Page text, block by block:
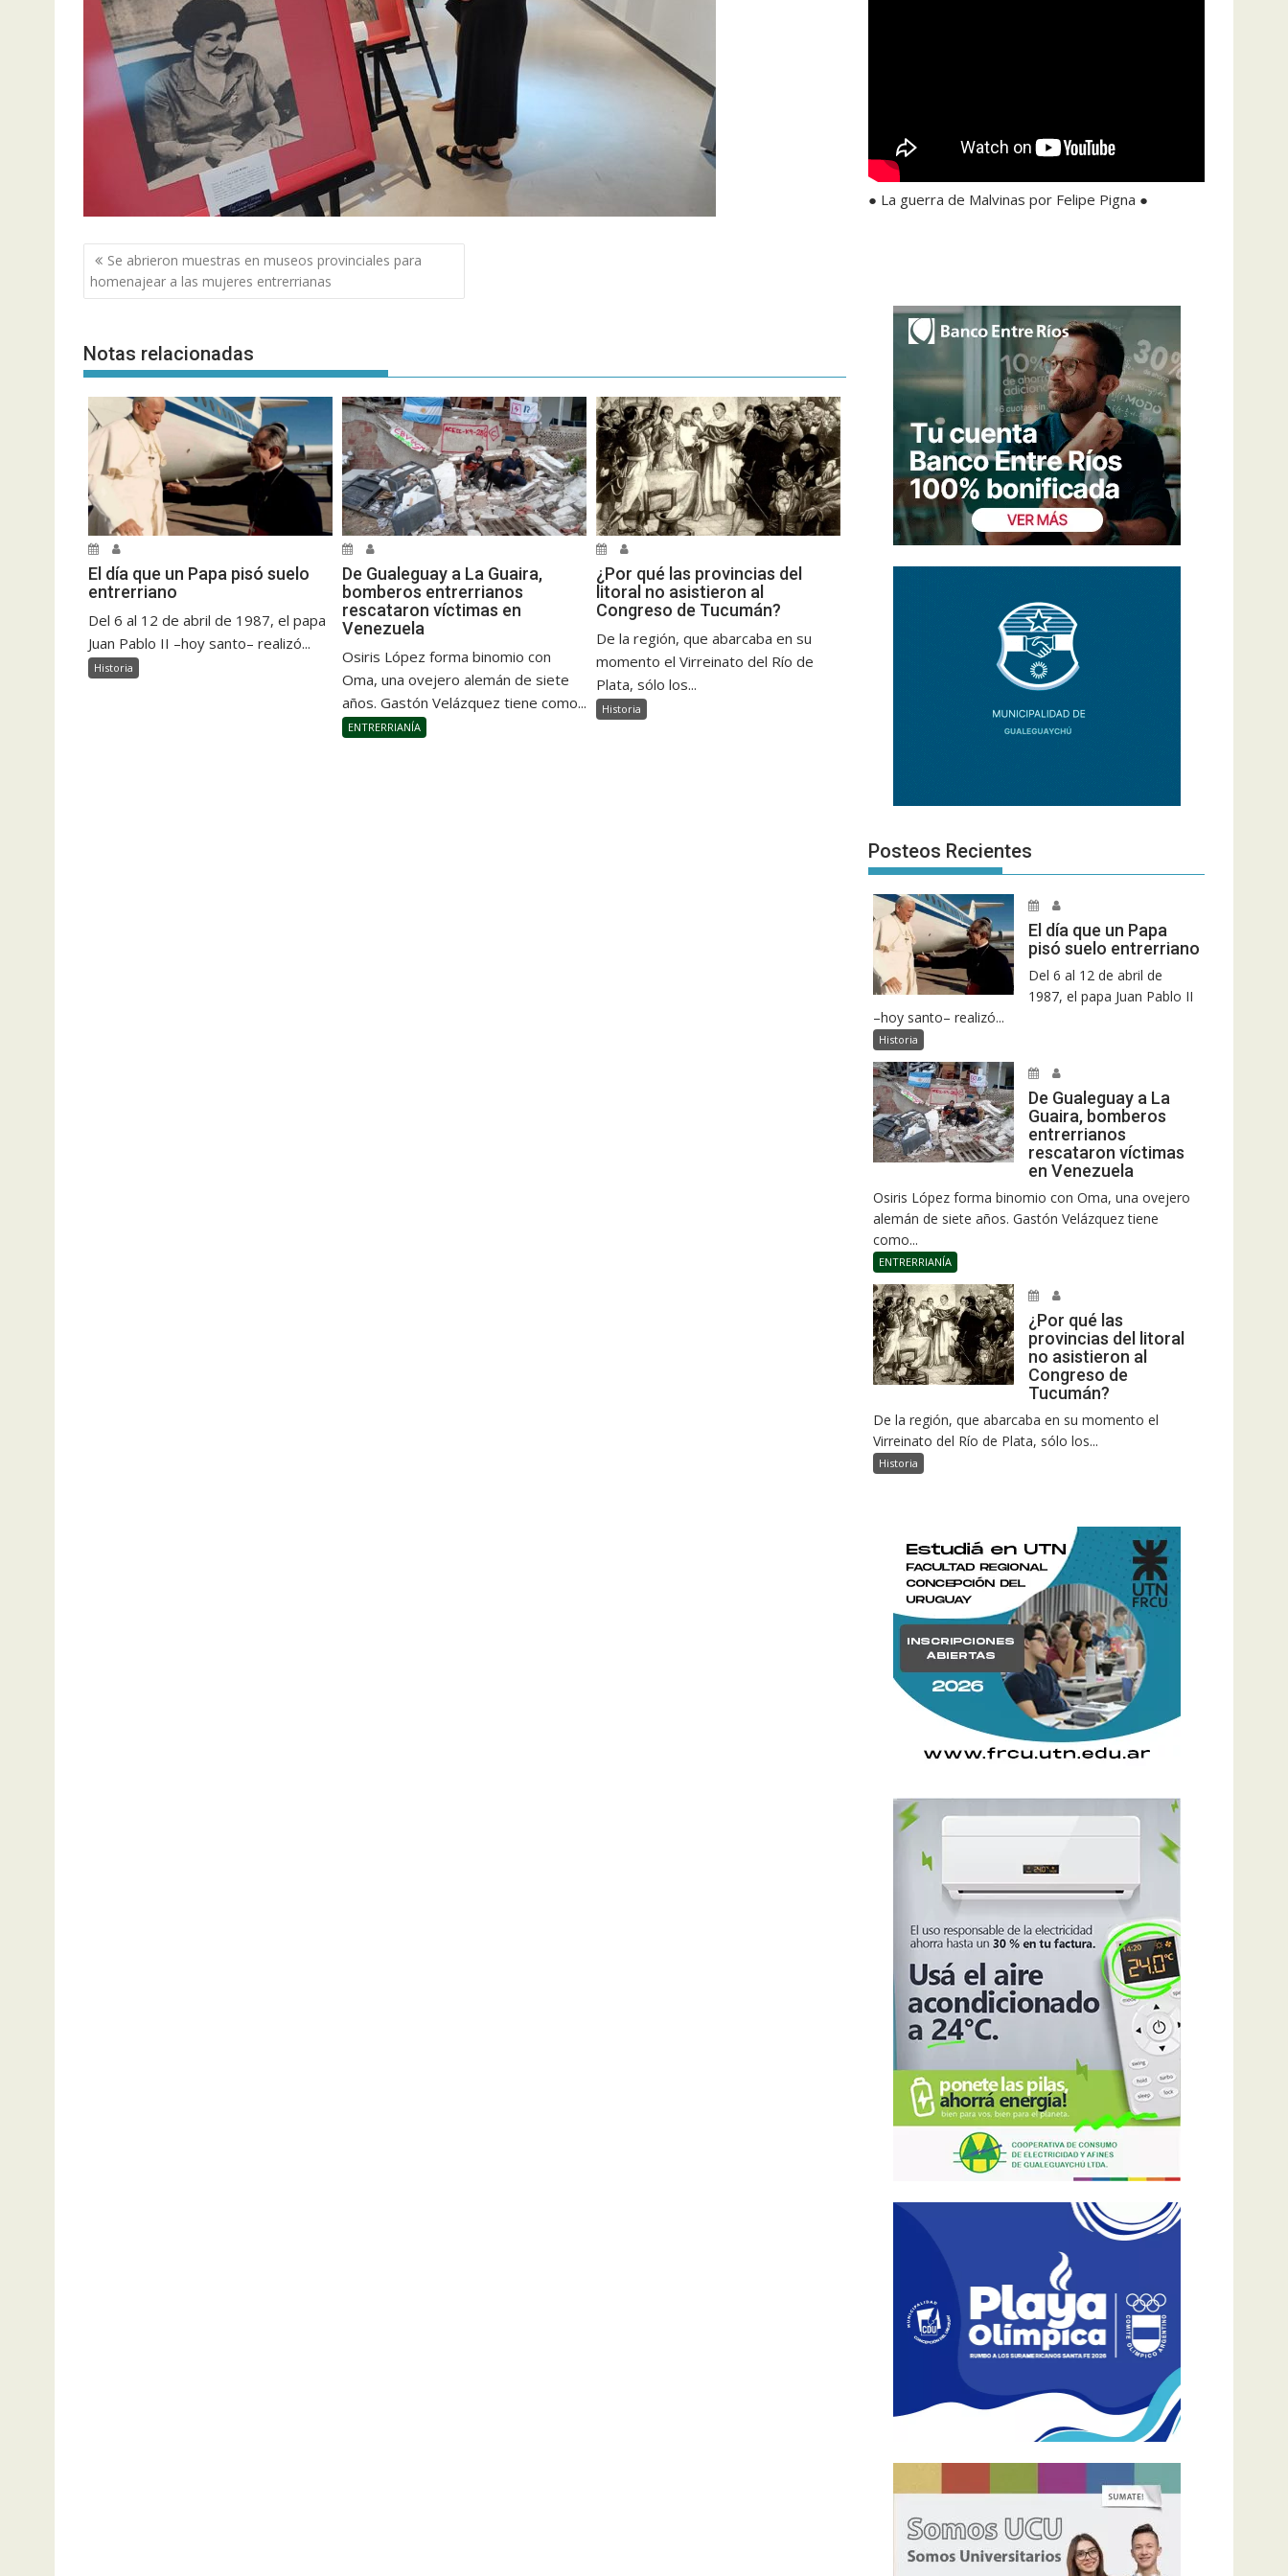
Navegación
de
entradas
Se abrieron muestras en museos provinciales para
homenajear a las mujeres entrerrianas
Notas relacionadas
El día que un Papa pisó suelo
entrerriano
Del 6 al 12 de abril de 1987, el papa
Juan Pablo II –hoy santo– realizó...
Historia
De Gualeguay a La Guaira,
bomberos entrerrianos
rescataron víctimas en
Venezuela
Osiris López forma binomio con
Oma, una ovejero alemán de siete
años. Gastón Velázquez tiene como...
ENTRERRIANÍA
¿Por qué las provincias del
litoral no asistieron al
Congreso de Tucumán?
De la región, que abarcaba en su
momento el Virreinato del Río de
Plata, sólo los...
Historia
● La guerra de Malvinas por Felipe Pigna ●
Posteos Recientes
El día que un Papa
pisó suelo entrerriano
Del 6 al 12 de abril de
1987, el papa Juan Pablo II
–hoy santo– realizó...
Historia
De Gualeguay a La
Guaira, bomberos
entrerrianos
rescataron víctimas
en Venezuela
Osiris López forma binomio con Oma, una ovejero
alemán de siete años. Gastón Velázquez tiene
como...
ENTRERRIANÍA
¿Por qué las
provincias del litoral
no asistieron al
Congreso de
Tucumán?
De la región, que abarcaba en su momento el
Virreinato del Río de Plata, sólo los...
Historia